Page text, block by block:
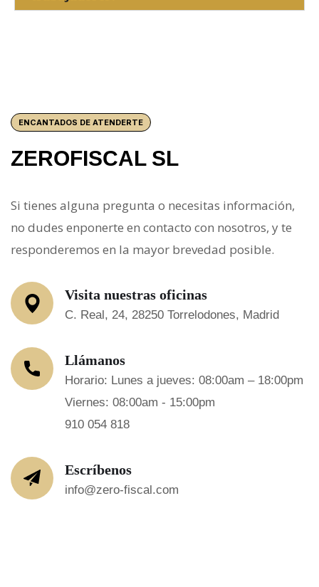
ENCANTADOS DE ATENDERTE
ZEROFISCAL SL
Si tienes alguna pregunta o necesitas información,
no dudes enponerte en contacto con nosotros, y te
responderemos en la mayor brevedad posible.
Visita nuestras oficinas
C. Real, 24, 28250 Torrelodones, Madrid
Llámanos
Horario: Lunes a jueves: 08:00am – 18:00pm
Viernes: 08:00am - 15:00pm
910 054 818
Escríbenos
info@zero-fiscal.com